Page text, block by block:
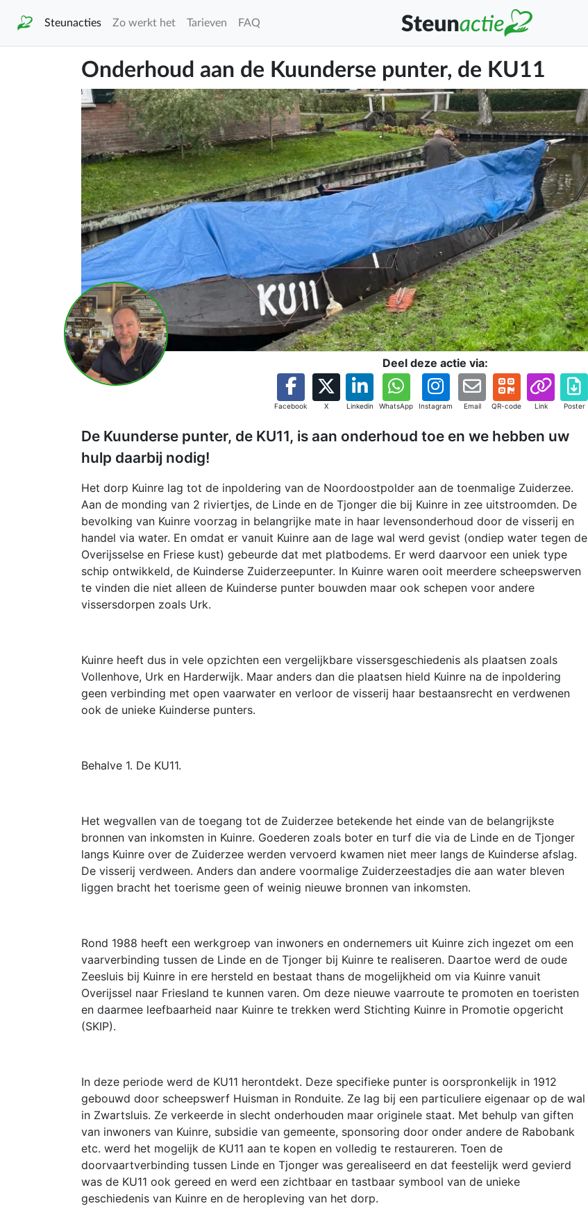
Steunacties Zo werkt het Tarieven FAQ
Onderhoud aan de Kuunderse punter, de KU11
Deel deze actie via:
Facebook X Linkedin WhatsApp Instagram Email QR-code Link Poster
De Kuunderse punter, de KU11, is aan onderhoud toe en we hebben uw
hulp daarbij nodig!
Het dorp Kuinre lag tot de inpoldering van de Noordoostpolder aan de toenmalige Zuiderzee.
Aan de monding van 2 riviertjes, de Linde en de Tjonger die bij Kuinre in zee uitstroomden. De
bevolking van Kuinre voorzag in belangrijke mate in haar levensonderhoud door de visserij en
handel via water. En omdat er vanuit Kuinre aan de lage wal werd gevist (ondiep water tegen de
Overijsselse en Friese kust) gebeurde dat met platbodems. Er werd daarvoor een uniek type
schip ontwikkeld, de Kuinderse Zuiderzeepunter. In Kuinre waren ooit meerdere scheepswerven
te vinden die niet alleen de Kuinderse punter bouwden maar ook schepen voor andere
vissersdorpen zoals Urk.
Kuinre heeft dus in vele opzichten een vergelijkbare vissersgeschiedenis als plaatsen zoals
Vollenhove, Urk en Harderwijk. Maar anders dan die plaatsen hield Kuinre na de inpoldering
geen verbinding met open vaarwater en verloor de visserij haar bestaansrecht en verdwenen
ook de unieke Kuinderse punters.
Behalve 1. De KU11.
Het wegvallen van de toegang tot de Zuiderzee betekende het einde van de belangrijkste
bronnen van inkomsten in Kuinre. Goederen zoals boter en turf die via de Linde en de Tjonger
langs Kuinre over de Zuiderzee werden vervoerd kwamen niet meer langs de Kuinderse afslag.
De visserij verdween. Anders dan andere voormalige Zuiderzeestadjes die aan water bleven
liggen bracht het toerisme geen of weinig nieuwe bronnen van inkomsten.
Rond 1988 heeft een werkgroep van inwoners en ondernemers uit Kuinre zich ingezet om een
vaarverbinding tussen de Linde en de Tjonger bij Kuinre te realiseren. Daartoe werd de oude
Zeesluis bij Kuinre in ere hersteld en bestaat thans de mogelijkheid om via Kuinre vanuit
Overijssel naar Friesland te kunnen varen. Om deze nieuwe vaarroute te promoten en toeristen
en daarmee leefbaarheid naar Kuinre te trekken werd Stichting Kuinre in Promotie opgericht
(SKIP).
In deze periode werd de KU11 herontdekt. Deze specifieke punter is oorspronkelijk in 1912
gebouwd door scheepswerf Huisman in Ronduite. Ze lag bij een particuliere eigenaar op de wal
in Zwartsluis. Ze verkeerde in slecht onderhouden maar originele staat. Met behulp van giften
van inwoners van Kuinre, subsidie van gemeente, sponsoring door onder andere de Rabobank
etc. werd het mogelijk de KU11 aan te kopen en volledig te restaureren. Toen de
doorvaartverbinding tussen Linde en Tjonger was gerealiseerd en dat feestelijk werd gevierd
was de KU11 ook gereed en werd een zichtbaar en tastbaar symbool van de unieke
geschiedenis van Kuinre en de heropleving van het dorp.